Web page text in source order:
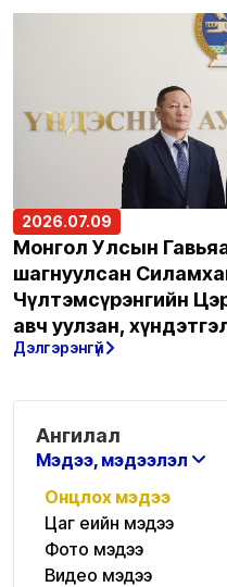
2026.07.09
Монгол Улсын
шагнуулсан
Чүлтэмсүрэнгийн
авч уулзан,
Дэлгэрэнгүй
Ангилал
Мэдээ, мэдээлэл
Онцлох мэдээ
Цаг үеийн мэдээ
Фото мэдээ
Видео мэдээ